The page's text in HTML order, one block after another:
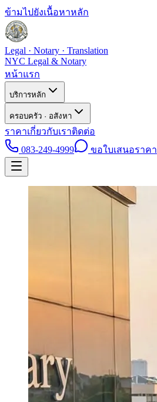
ข้ามไปยังเนื้อหาหลัก
Legal · Notary · Translation
NYC Legal & Notary
หน้าแรก
บริการหลัก
ครอบครัว · อสังหา
ราคาเกี่ยวกับเราติดต่อ
083-249-4999
ขอใบเสนอราคา